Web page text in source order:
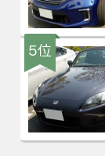
5位